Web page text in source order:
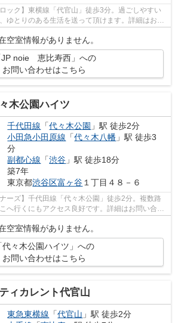
ック】東横線「代官山」徒歩3分。過ごしやすい
ゆとりのある生活を送って頂けます。詳細はお問
空室情報がありません。
JP noie 恵比寿西」への
お問い合わせはこちら
木公園ハイツ
千代田線 「代々木公園 」駅 徒歩2分
小田急小田原線 「代々木八幡 」駅 徒歩3
分
副都心線 「渋谷 」駅 徒歩18分
築7年
東京都渋谷区富ヶ谷 １丁目４８－６
ーズ】千代田線「代々木公園」徒歩2分。複数路
へ行くにもアクセス良好です。詳細はお問い合わ
空室情報がありません。
代々木公園ハイツ」への
お問い合わせはこちら
ィカレント代官山
東急東横線 「代官山 」駅 徒歩2分